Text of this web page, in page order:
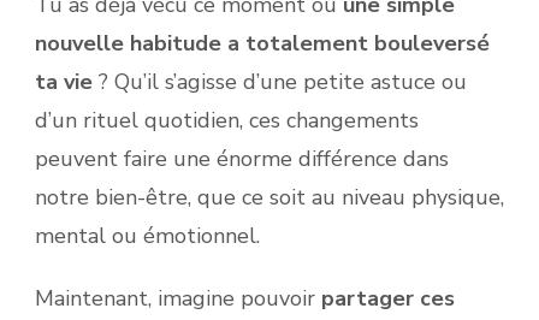
nouvelle habitude a totalement bouleversé
ta vie ? Qu’il s’agisse d’une petite astuce ou
d’un rituel quotidien, ces changements
peuvent faire une énorme différence dans
notre bien-être, que ce soit au niveau physique,
mental ou émotionnel.
Maintenant, imagine pouvoir partager ces